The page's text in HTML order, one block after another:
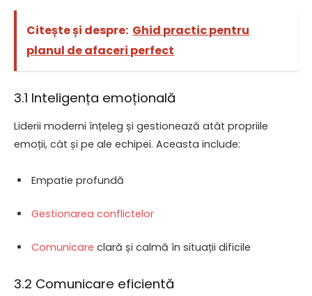
Citește și despre: Ghid practic pentru
planul de afaceri perfect
3.1 Inteligența emoțională
Liderii moderni înțeleg și gestionează atât propriile
emoții, cât și pe ale echipei. Aceasta include:
Empatie profundă
Gestionarea conflictelor
Comunicare clară și calmă în situații dificile
3.2 Comunicare eficientă